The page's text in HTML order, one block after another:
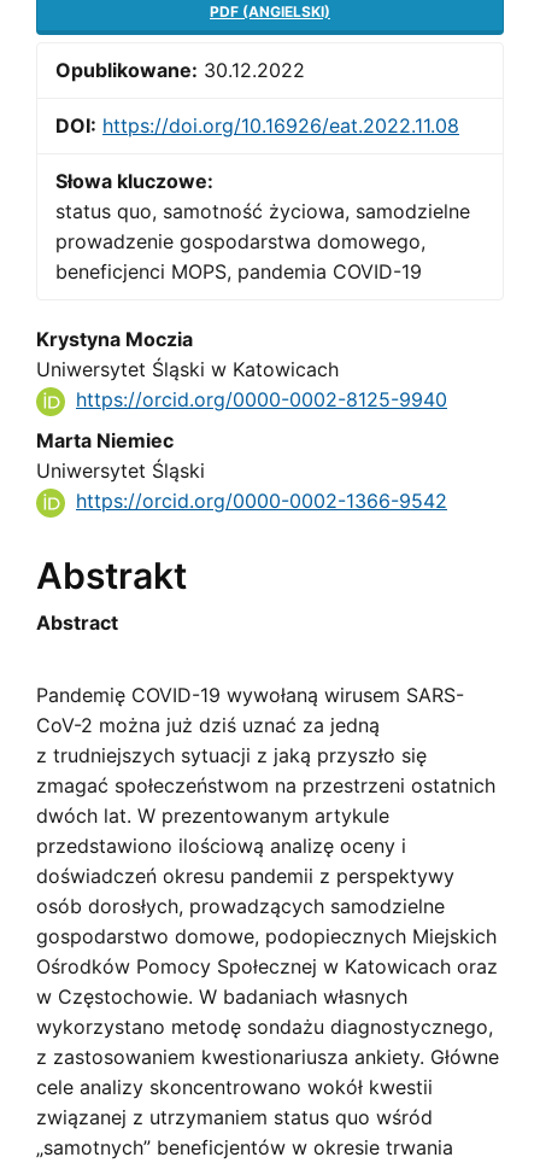
PDF (ANGIELSKI)
Opublikowane: 30.12.2022
DOI: https://doi.org/10.16926/eat.2022.11.08
Słowa kluczowe:
status quo, samotność życiowa, samodzielne
prowadzenie gospodarstwa domowego,
beneficjenci MOPS, pandemia COVID-19
Main
Article
Content
Krystyna Moczia
Uniwersytet Śląski w Katowicach
https://orcid.org/0000-0002-8125-9940
Marta Niemiec
Uniwersytet Śląski
https://orcid.org/0000-0002-1366-9542
Abstrakt
Abstract
Pandemię COVID-19 wywołaną wirusem SARS-
CoV-2 można już dziś uznać za jedną
z trudniejszych sytuacji z jaką przyszło się
zmagać społeczeństwom na przestrzeni ostatnich
dwóch lat. W prezentowanym artykule
przedstawiono ilościową analizę oceny i
doświadczeń okresu pandemii z perspektywy
osób dorosłych, prowadzących samodzielne
gospodarstwo domowe, podopiecznych Miejskich
Ośrodków Pomocy Społecznej w Katowicach oraz
w Częstochowie. W badaniach własnych
wykorzystano metodę sondażu diagnostycznego,
z zastosowaniem kwestionariusza ankiety. Główne
cele analizy skoncentrowano wokół kwestii
związanej z utrzymaniem status quo wśród
„samotnych” beneficjentów w okresie trwania